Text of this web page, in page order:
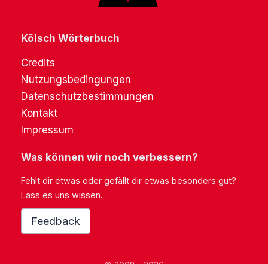
Kölsch Wörterbuch
Credits
Nutzungsbedingungen
Datenschutzbestimmungen
Kontakt
Impressum
Was können wir noch verbessern?
Fehlt dir etwas oder gefällt dir etwas besonders gut?
Lass es uns wissen.
Feedback